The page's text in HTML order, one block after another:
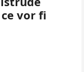
vor fi